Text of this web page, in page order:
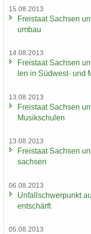
15.08.2013
Frei­staat Sach­sen
um­bau
14.08.2013
Frei­staat Sach­sen
len in Südwest-​ und
13.08.2013
Frei­staat Sach­sen
Mu­sik­schu­len
13.08.2013
Frei­staat Sach­sen
sach­sen
06.08.2013
Un­fall­schwer­punkt
ent­schärft
05.08.2013